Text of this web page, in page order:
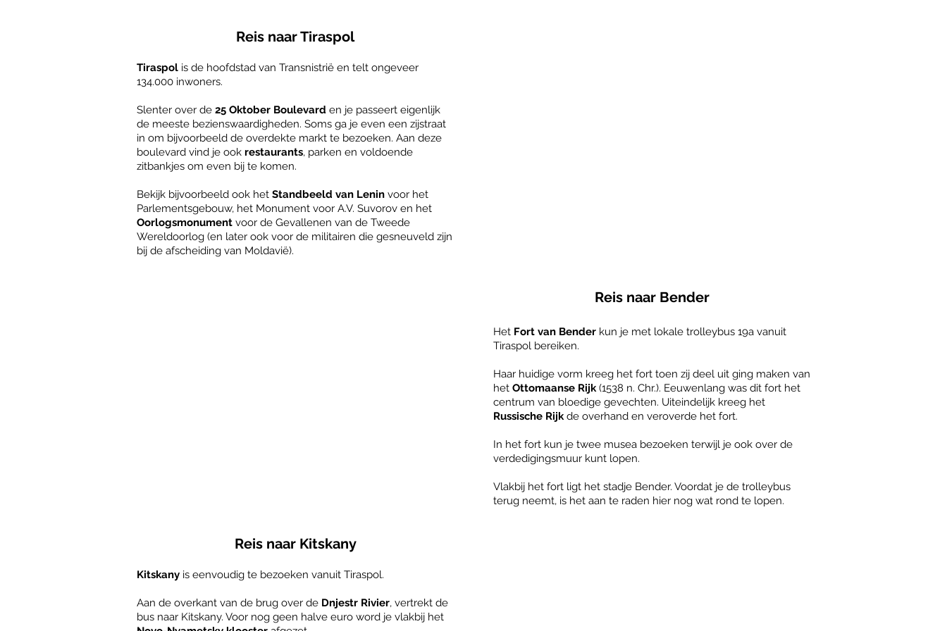
Reis naar Tiraspol
Tiraspol is de hoofdstad van Transnistrië en telt ongeveer
134.000 inwoners.
Slenter over ​de 25 Oktober Boulevard en je passeert eigenlijk
de meeste bezienswaardigheden. Soms ga je even een zijstraat
in om bijvoorbeeld de overdekte markt te bezoeken. Aan deze
boulevard vind je ook restaurants, parken en voldoende
zitbankjes om even bij te komen.
Bekijk bijvoorbeeld ook het Standbeeld van Lenin voor het
Parlementsgebouw, het Monument voor A.V. Suvorov en het
Oorlogsmonument voor de Gevallenen van de Tweede
Wereldoorlog (en later ook voor de militairen die gesneuveld zijn
bij de afscheiding van Moldavië).
Reis naar Bender
Het Fort van Bender kun je met lokale trolleybus 19a vanuit
Tiraspol bereiken.
Haar huidige vorm kreeg het fort toen zij deel uit ging maken van
het Ottomaanse Rijk(1538 n. Chr.). Eeuwenlang was dit fort het
centrum van bloedige gevechten. Uiteindelijk kreeg het
Russische Rijkde overhand en veroverde het fort.
In het fort kun je twee musea bezoeken terwijl je ook over de
verdedigingsmuur kunt lopen.
Vlakbij het fort ligt het stadje Bender. Voordat je de trolleybus
terug neemt, is het aan te raden hier nog wat rond te lopen.
Reis naar Kitskany
Kitskany is eenvoudig te bezoeken vanuit Tiraspol.
Aan de overkant van de brug over de Dnjestr Rivier, vertrekt de
bus naar Kitskany. Voor nog geen halve euro word je vlakbij het